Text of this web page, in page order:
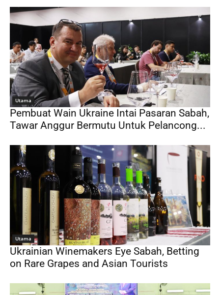
Utama
Pembuat Wain Ukraine Intai Pasaran Sabah,
Tawar Anggur Bermutu Untuk Pelancong...
Utama
Ukrainian Winemakers Eye Sabah, Betting
on Rare Grapes and Asian Tourists